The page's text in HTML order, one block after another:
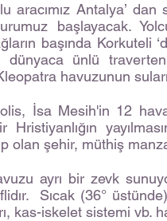
aracımız Antalya’
başlayacak.
başında Korkuteli
dünyaca ünlü
havuzunun
İsa Mesih'in 12
olan şehir, müthiş
ayrı bir zevk
Sıcak (36°
kas-iskelet sistemi vb.